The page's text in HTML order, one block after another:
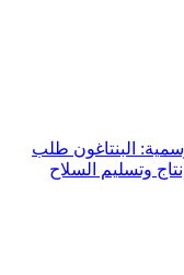
البنتاغون طلب
وتسليم السلاح